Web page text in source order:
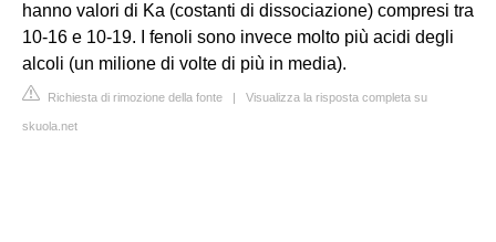
hanno valori di Ka (costanti di dissociazione) compresi tra
10-16 e 10-19. I fenoli sono invece molto più acidi degli
alcoli (un milione di volte di più in media).
Richiesta di rimozione della fonte | Visualizza la risposta completa su
skuola.net